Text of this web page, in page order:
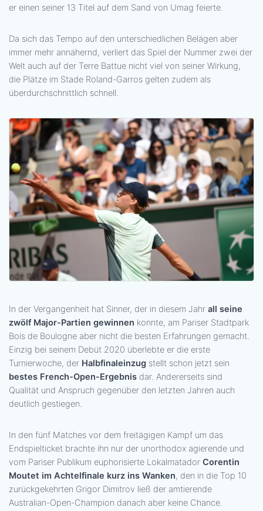
er einen seiner 13 Titel auf dem Sand von Umag feierte.
Da sich das Tempo auf den unterschiedlichen Belägen aber
immer mehr annähernd, verliert das Spiel der Nummer zwei der
Welt auch auf der Terre Battue nicht viel von seiner Wirkung,
die Plätze im Stade Roland-Garros gelten zudem als
überdurchschnittlich schnell.
In der Vergangenheit hat Sinner, der in diesem Jahr all seine
zwölf Major-Partien gewinnen konnte, am Pariser Stadtpark
Bois de Boulogne aber nicht die besten Erfahrungen gemacht.
Einzig bei seinem Debüt 2020 überlebte er die erste
Turnierwoche, der Halbfinaleinzug stellt schon jetzt sein
bestes French-Open-Ergebnis dar. Andererseits sind
Qualität und Anspruch gegenüber den letzten Jahren auch
deutlich gestiegen.
In den fünf Matches vor dem freitägigen Kampf um das
Endspielticket brachte ihn nur der unorthodox agierende und
vom Pariser Publikum euphorisierte Lokalmatador Corentin
Moutet im Achtelfinale kurz ins Wanken, den in die Top 10
zurückgekehrten Grigor Dimitrov ließ der amtierende
Australian-Open-Champion danach aber keine Chance.